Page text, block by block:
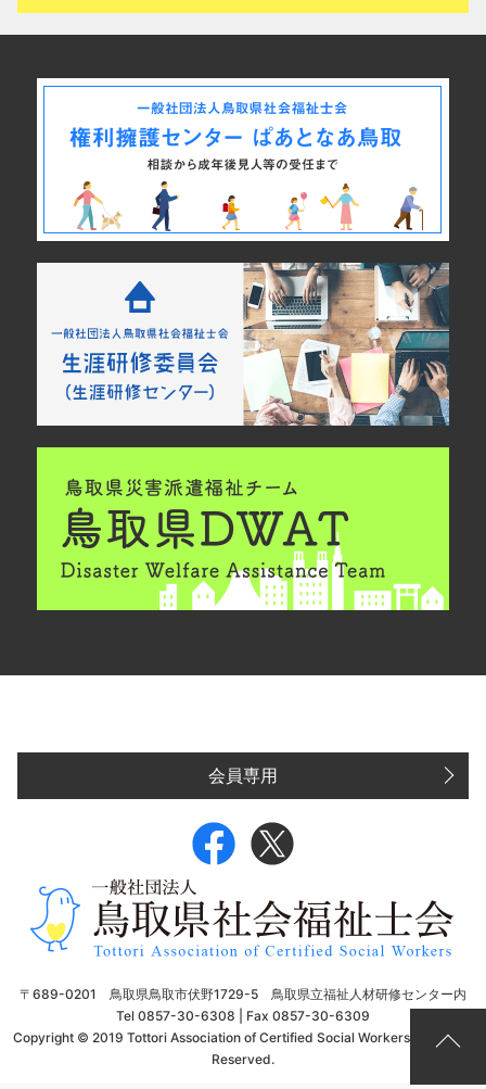
会員専用
〒689-0201 鳥取県鳥取市伏野1729-5 鳥取県立福祉人材研修センター内
Tel 0857-30-6308 | Fax 0857-30-6309
Copyright © 2019 Tottori Association of Certified Social Workers. All Rights
Reserved.